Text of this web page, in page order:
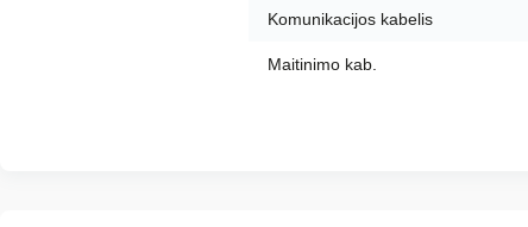
Komunikacijos kabelis
Maitinimo kab.